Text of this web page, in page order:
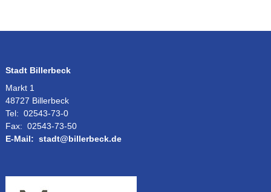
Stadt Billerbeck
Markt 1
48727 Billerbeck
Tel: 02543-73-0
Fax: 02543-73-50
E-Mail: stadt@billerbeck.de